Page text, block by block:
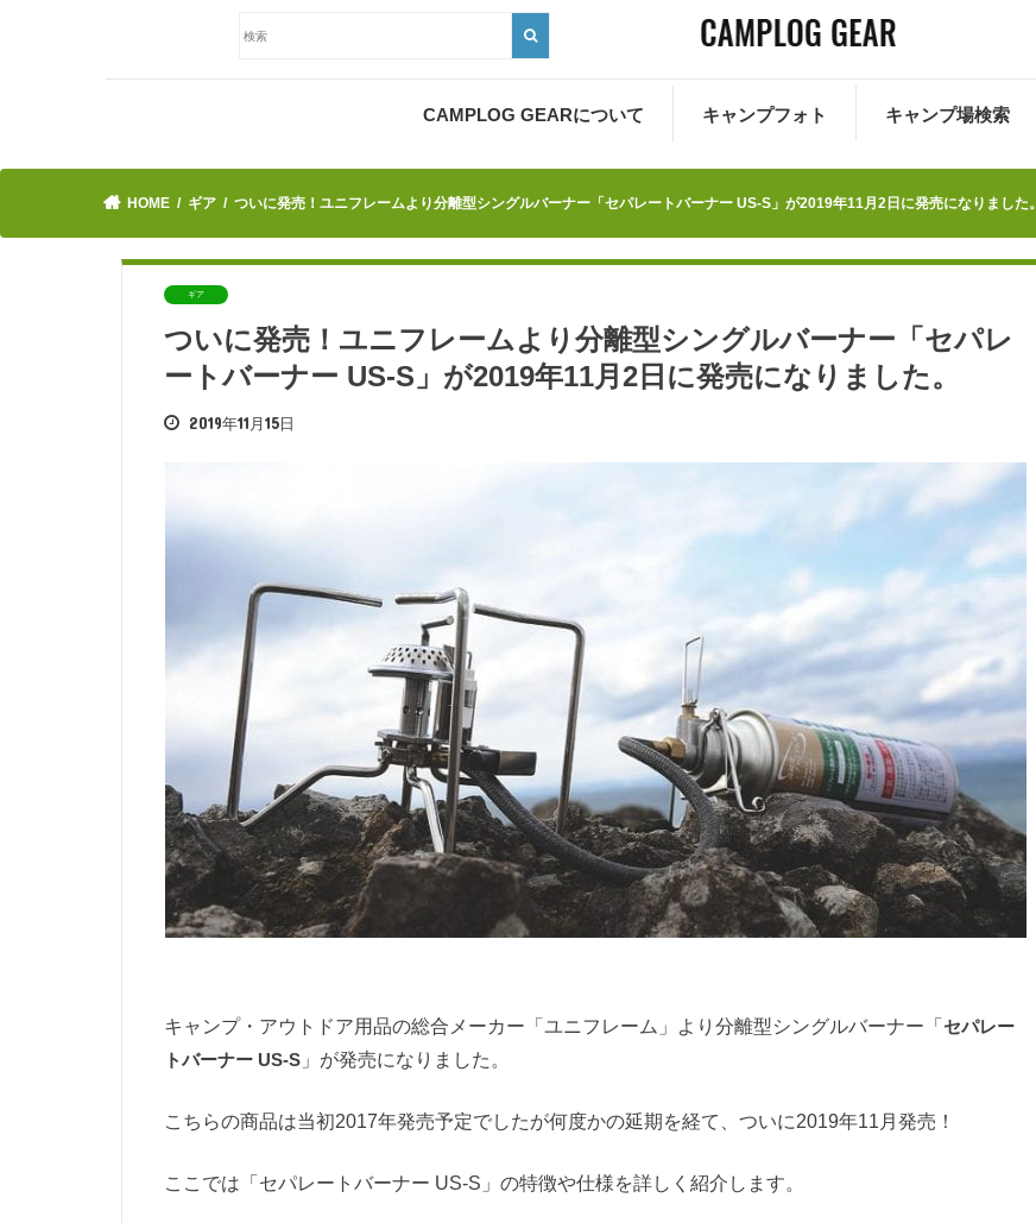
CAMPLOG GEARについて キャンプフォト キャンプ場検索
HOME ギア ついに発売！ユニフレームより分離型シングルバーナー「セパレートバーナー US-S」が2019年11月2日に発売になりました。
ギア
ついに発売！ユニフレームより分離型シングルバーナー「セパレ
ートバーナー US-S」が2019年11月2日に発売になりました。
2019年11月15日
キャンプ・アウトドア用品の総合メーカー「ユニフレーム」より分離型シングルバーナー「 セパレー
トバーナー US-S 」が発売になりました。
こちらの商品は当初2017年発売予定でしたが何度かの延期を経て、ついに2019年11月発売！
ここでは「セパレートバーナー US-S」の特徴や仕様を詳しく紹介します。